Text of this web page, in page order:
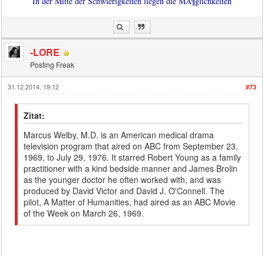
-LORE
Posting Freak
#73
31.12.2014, 19:12
Zitat:
Marcus Welby, M.D. is an American medical drama
television program that aired on ABC from September 23,
1969, to July 29, 1976. It starred Robert Young as a family
practitioner with a kind bedside manner and James Brolin
as the younger doctor he often worked with, and was
produced by David Victor and David J. O'Connell. The
pilot, A Matter of Humanities, had aired as an ABC Movie
of the Week on March 26, 1969.